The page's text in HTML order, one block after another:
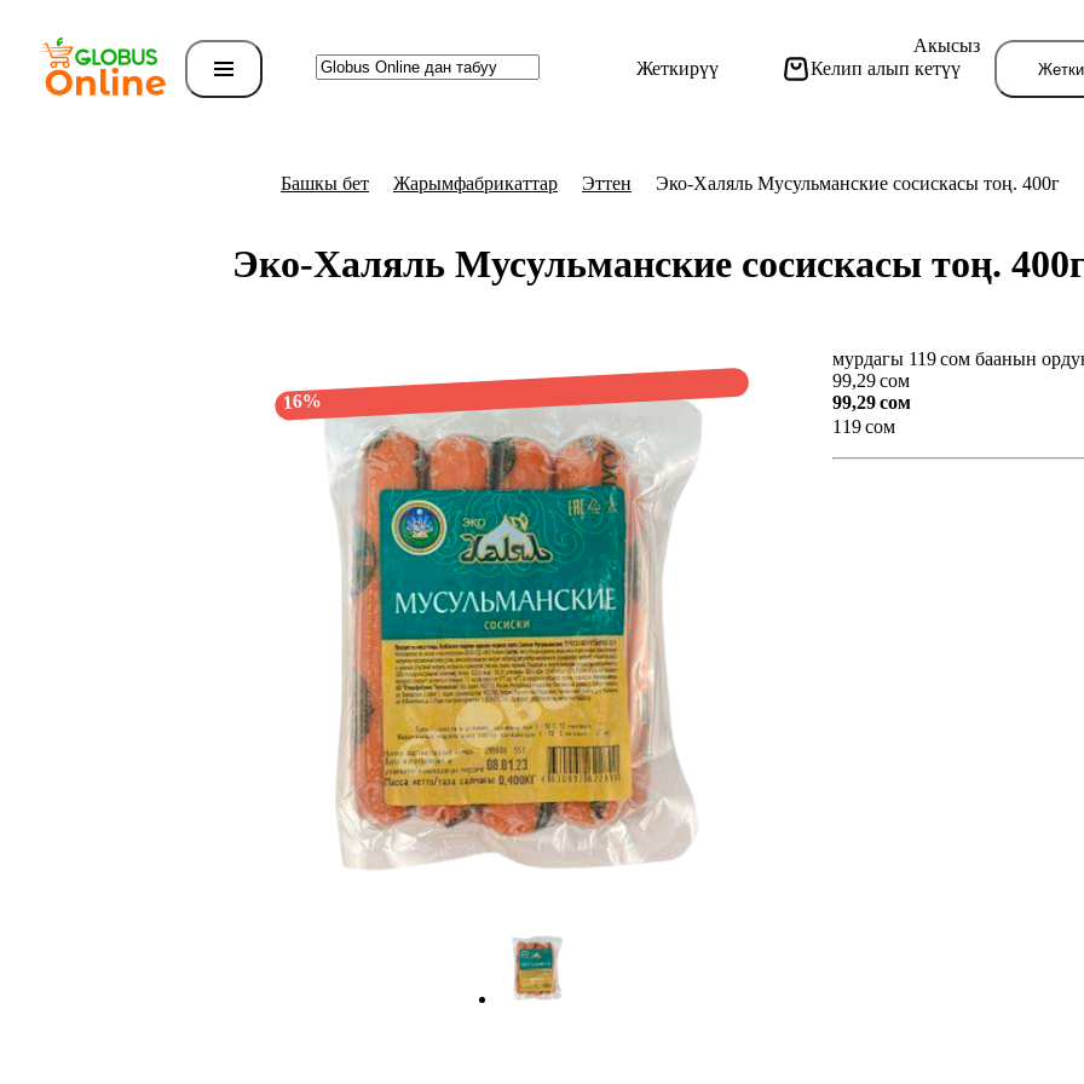
Жеткирүү Келип алып кетүү
Акысыз
Башкы бет Жарымфабрикаттар Эттен Эко-Халяль Мусульманские сосискасы тоң. 400г
Эко-Халяль Мусульманские сосискасы тоң.
16%
мурдагы 119 сом баанын
99,29 сом
99,29 сом
119 сом